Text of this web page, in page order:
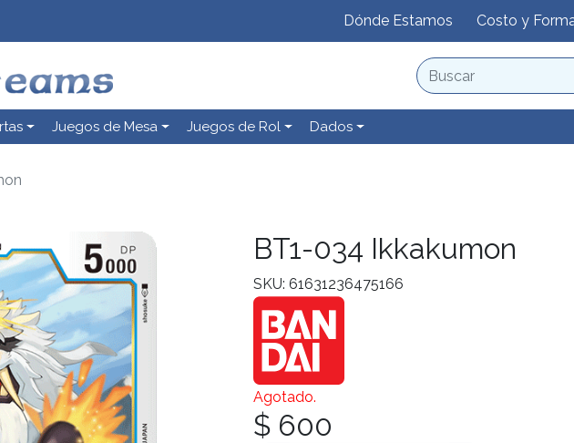
Dónde Estamos Costo y
Juegos de Mesa Juegos de Rol Dados
BT1-034 Ikkakumon
SKU: 61631236475166
Agotado.
$ 600